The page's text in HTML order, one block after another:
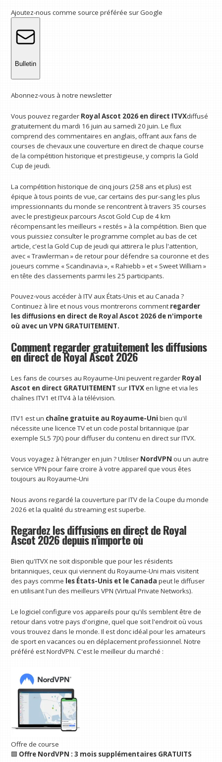
Ajoutez-nous comme source préférée sur Google
Bulletin
Abonnez-vous à notre newsletter
Vous pouvez regarder Royal Ascot 2026 en direct ITVXdiffusé
gratuitement du mardi 16 juin au samedi 20 juin. Le flux
comprend des commentaires en anglais, offrant aux fans de
courses de chevaux une couverture en direct de chaque course
de la compétition historique et prestigieuse, y compris la Gold
Cup de jeudi.
La compétition historique de cinq jours (258 ans et plus) est
épique à tous points de vue, car certains des pur-sang les plus
impressionnants du monde se rencontrent à travers 35 courses
avec le prestigieux parcours Ascot Gold Cup de 4 km
récompensant les meilleurs « restés » à la compétition. Bien que
vous puissiez consulter le programme complet au bas de cet
article, c'est la Gold Cup de jeudi qui attirera le plus l'attention,
avec « Trawlerman » de retour pour défendre sa couronne et des
joueurs comme « Scandinavia », « Rahiebb » et « Sweet William »
en tête des classements parmi les 25 participants.
Pouvez-vous accéder à ITV aux États-Unis et au Canada ?
Continuez à lire et nous vous montrerons comment regarder
les diffusions en direct de Royal Ascot 2026 de n'importe
où avec un VPN GRATUITEMENT.
Comment regarder gratuitement les diffusions
en direct de Royal Ascot 2026
Les fans de courses au Royaume-Uni peuvent regarder Royal
Ascot en direct GRATUITEMENT sur ITVXen ligne et via les
chaînes ITV1 et ITV4 à la télévision.
ITV1 est un chaîne gratuite au Royaume-Uni bien qu'il
nécessite une licence TV et un code postal britannique (par
exemple SL5 7JX) pour diffuser du contenu en direct sur ITVX.
Vous voyagez à l’étranger en juin ? Utiliser NordVPN ou un autre
service VPN pour faire croire à votre appareil que vous êtes
toujours au Royaume-Uni
Nous avons regardé la couverture par ITV de la Coupe du monde
2026 et la qualité du streaming est superbe.
Regardez les diffusions en direct de Royal
Ascot 2026 depuis n’importe où
Bien qu'ITVX ne soit disponible que pour les résidents
britanniques, ceux qui viennent du Royaume-Uni mais visitent
des pays comme les États-Unis et le Canada peut le diffuser
en utilisant l'un des meilleurs VPN (Virtual Private Networks).
Le logiciel configure vos appareils pour qu'ils semblent être de
retour dans votre pays d'origine, quel que soit l'endroit où vous
vous trouvez dans le monde. Il est donc idéal pour les amateurs
de sport en vacances ou en déplacement professionnel. Notre
préféré est NordVPN. C'est le meilleur du marché :
Offre de course
🟩 Offre NordVPN : 3 mois supplémentaires GRATUITS